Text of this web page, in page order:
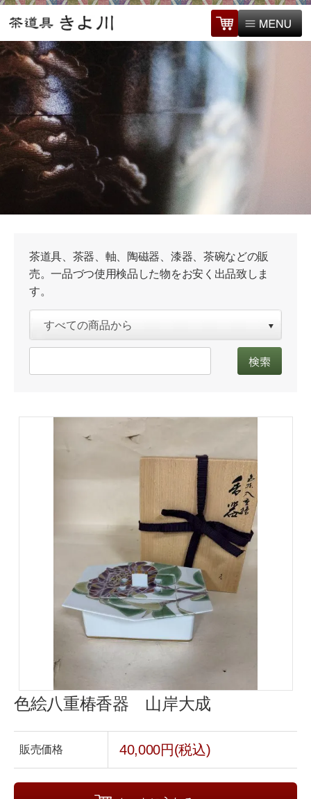
茶道具、茶器、軸、陶磁器、漆器、茶碗などの販
売。一品づつ使用検品した物をお安く出品致しま
す。
色絵八重椿香器 山岸大成
販売価格 40,000円(税込)